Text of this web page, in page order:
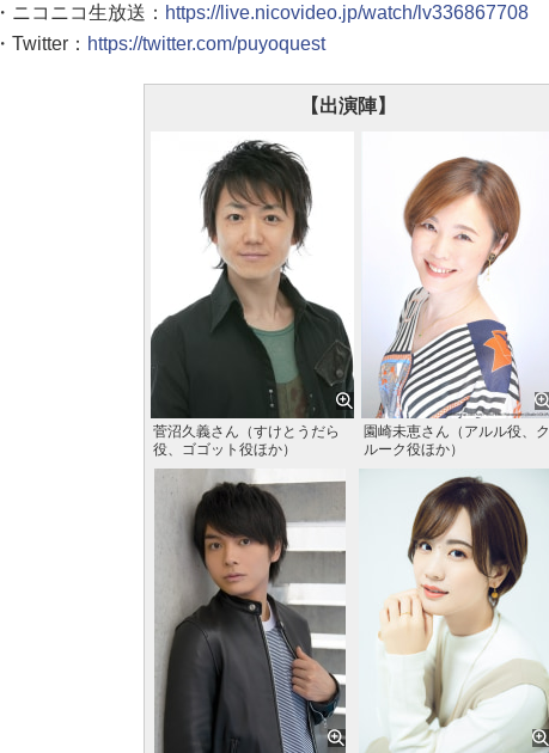
・ニコニコ生放送： https://live.nicovideo.jp/watch/lv336867708
・Twitter： https://twitter.com/puyoquest
【出演陣】
菅沼久義さん（すけとうだら
役、ゴゴット役ほか）
園崎未恵さん（アルル役、ク
ルーク役ほか）